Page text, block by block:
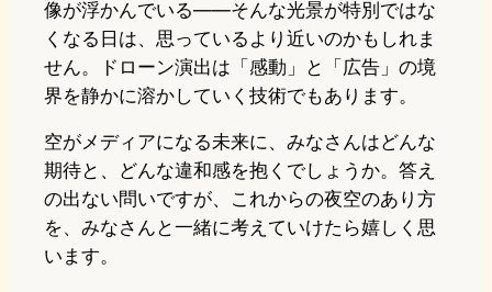
像が浮かんでいる——そんな光景が特別ではな
くなる日は、思っているより近いのかもしれま
せん。ドローン演出は「感動」と「広告」の境
界を静かに溶かしていく技術でもあります。
空がメディアになる未来に、みなさんはどんな
期待と、どんな違和感を抱くでしょうか。答え
の出ない問いですが、これからの夜空のあり方
を、みなさんと一緒に考えていけたら嬉しく思
います。